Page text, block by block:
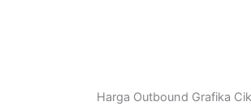
Harga Outbound Grafika